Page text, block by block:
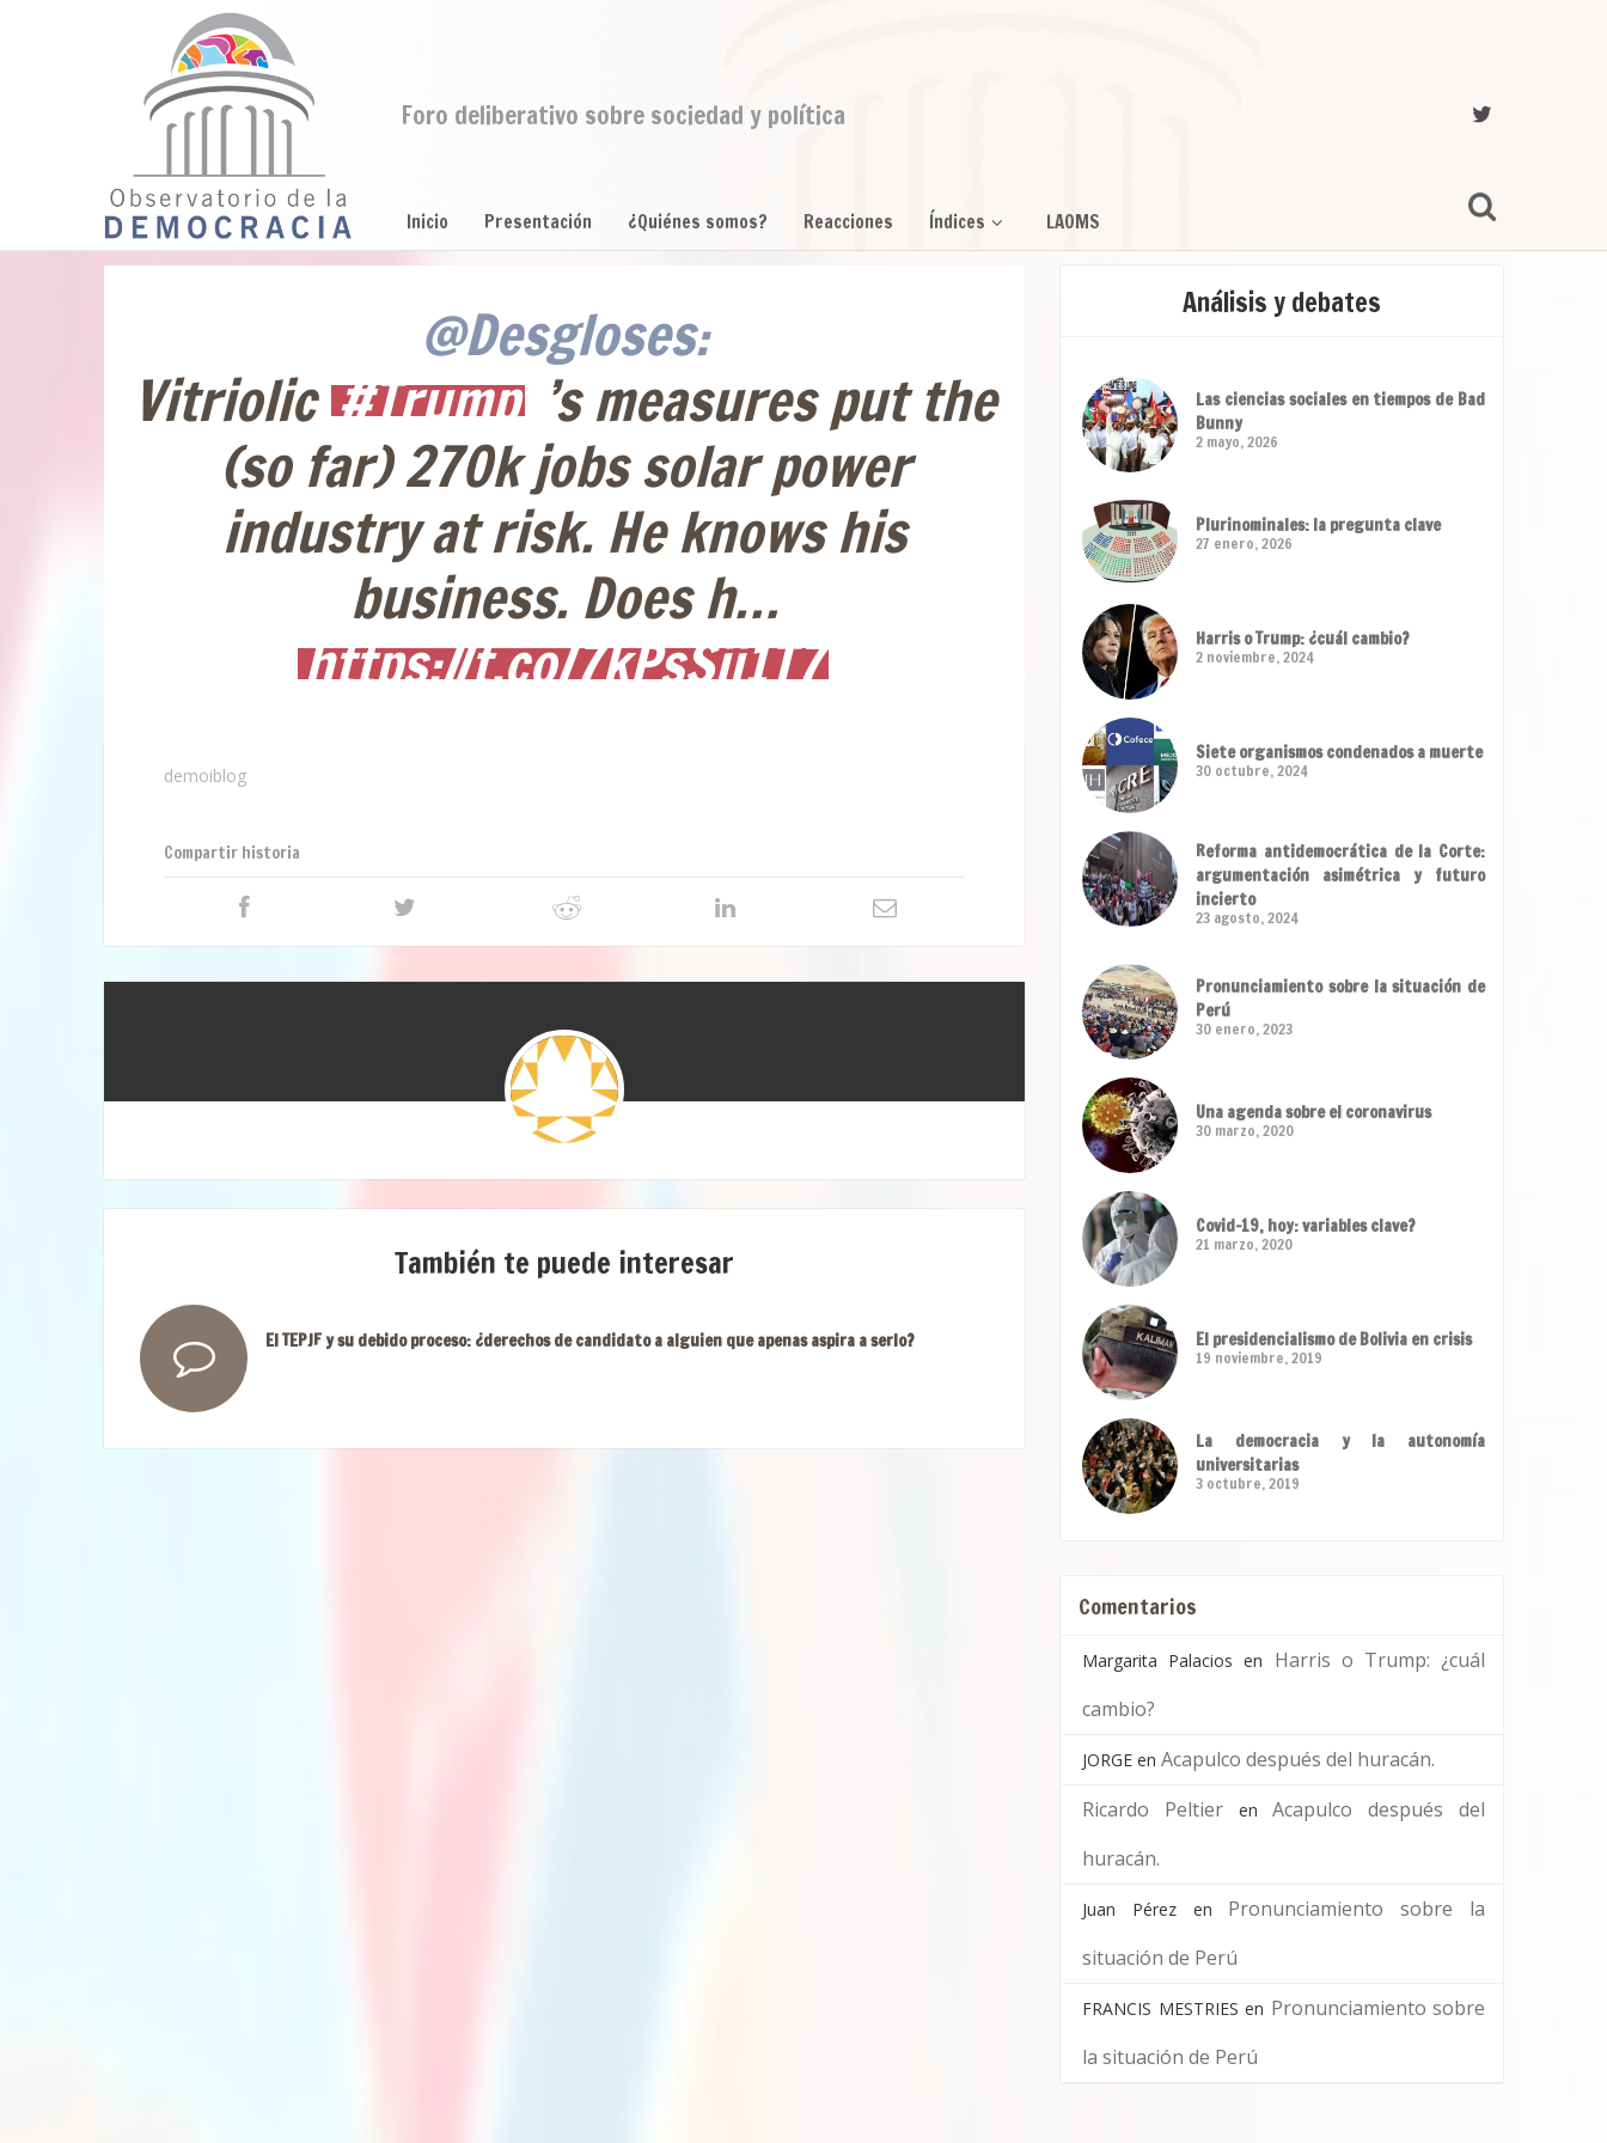
Foro deliberativo sobre sociedad y política
Inicio Presentación ¿Quiénes somos? Reacciones Índices LAOMS
@Desgloses:
Vitriolic #Trump ’s measures put the
(so far) 270k jobs solar power
industry at risk. He knows his
business. Does h…
https://t.co/7kPsSii1T7
demoiblog
Compartir historia
También te puede interesar
El TEPJF y su debido proceso: ¿derechos de candidato a alguien que apenas aspira a serlo?
Análisis y debates
Las ciencias sociales en tiempos de Bad
Bunny
2 mayo, 2026
Plurinominales: la pregunta clave
27 enero, 2026
Harris o Trump: ¿cuál cambio?
2 noviembre, 2024
Siete organismos condenados a muerte
30 octubre, 2024
Reforma antidemocrática de la Corte:
argumentación asimétrica y futuro
incierto
23 agosto, 2024
Pronunciamiento sobre la situación de
Perú
30 enero, 2023
Una agenda sobre el coronavirus
30 marzo, 2020
Covid-19, hoy: variables clave?
21 marzo, 2020
El presidencialismo de Bolivia en crisis
19 noviembre, 2019
La democracia y la autonomía
universitarias
3 octubre, 2019
Comentarios
Margarita Palacios en Harris o Trump: ¿cuál
cambio?
JORGE en Acapulco después del huracán.
Ricardo PeltierenAcapulco después del
huracán.
Juan Pérezen Pronunciamiento sobre la
situación de Perú
FRANCIS MESTRIES en Pronunciamiento sobre
la situación de Perú